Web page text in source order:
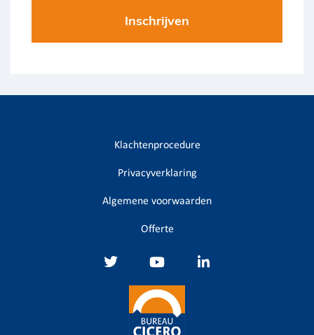
Klachtenprocedure
Privacyverklaring
Algemene voorwaarden
Offerte